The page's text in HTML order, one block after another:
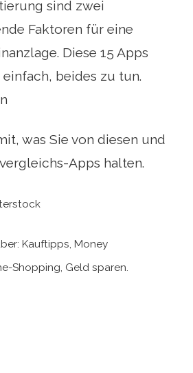
sind zwei
Faktoren für eine
Diese 15 Apps
einfach, beides zu tun.
was Sie von diesen und
Apps halten.
Kauftipps, Money
Shopping, Geld sparen.